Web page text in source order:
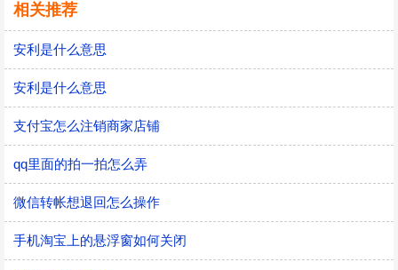
相关推荐
安利是什么意思
安利是什么意思
支付宝怎么注销商家店铺
qq里面的拍一拍怎么弄
微信转帐想退回怎么操作
手机淘宝上的悬浮窗如何关闭